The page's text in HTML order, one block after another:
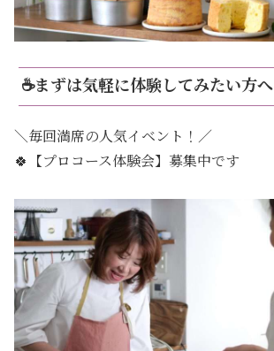
☕まずは気軽に体験してみたい方へ
＼毎回満席の人気イベント！／
🍀【プロコース体験会】募集中です